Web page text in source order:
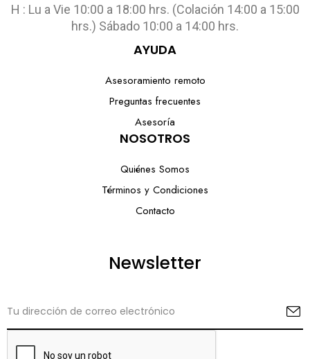
H : Lu a Vie 10:00 a 18:00 hrs. (Colación 14:00 a 15:00
hrs.) Sábado 10:00 a 14:00 hrs.
AYUDA
Asesoramiento remoto
Preguntas frecuentes
Asesoría
NOSOTROS
Quiénes Somos
Términos y Condiciones
Contacto
Newsletter